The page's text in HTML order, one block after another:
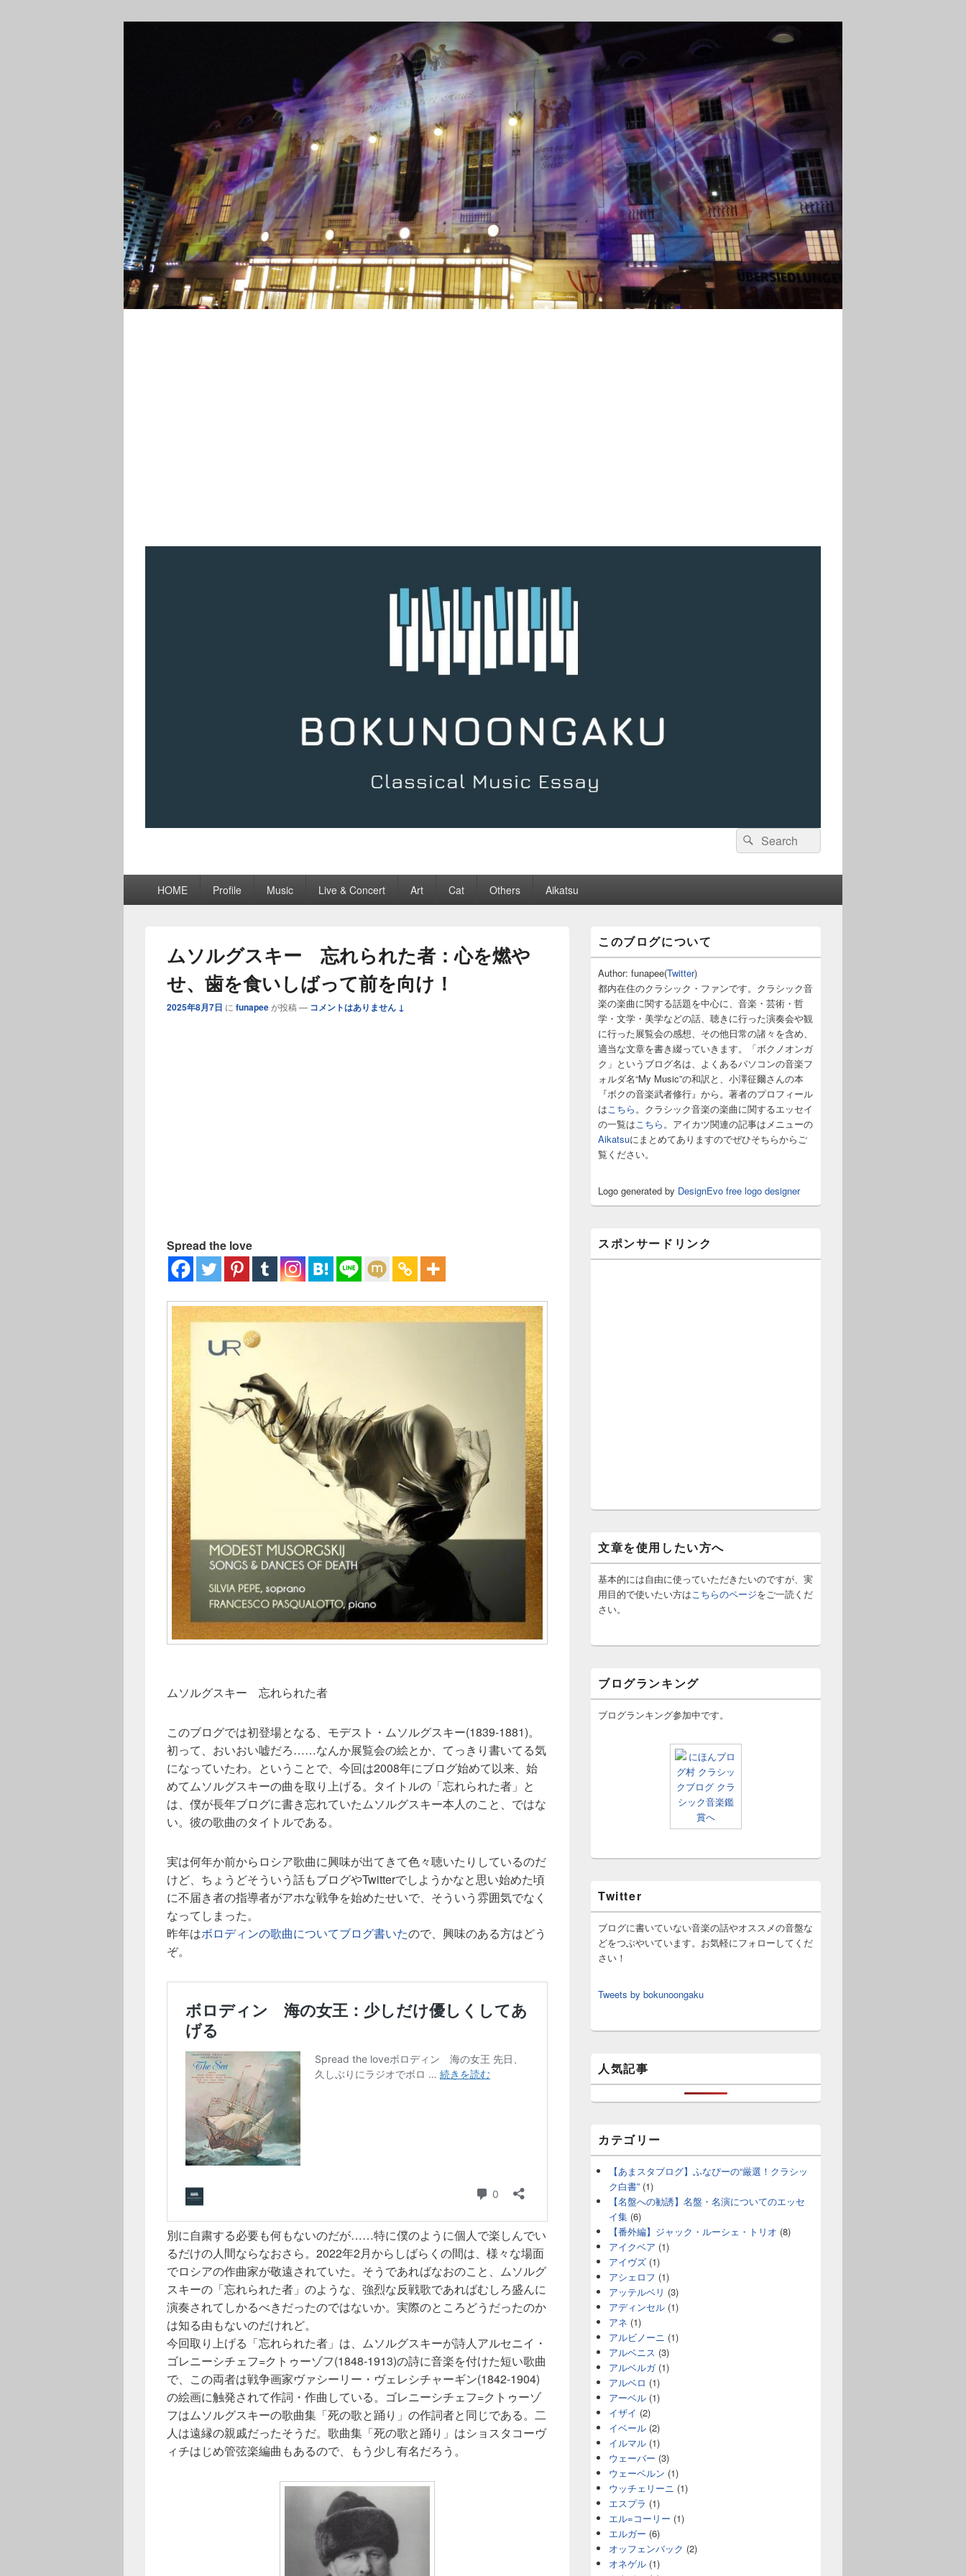
検
索:
検
索
HOME Profile Music Live & Concert Art Cat Others Aikatsu
ムソルグスキー 忘れられた者：心を燃や
せ、歯を食いしばって前を向け！
2025年8月7日 に funapeeが投稿 — コメントはありません ↓
Spread the love
ムソルグスキー 忘れられた者
このブログでは初登場となる、モデスト・ムソルグスキー(1839-1881)。
初って、おいおい嘘だろ……なんか展覧会の絵とか、てっきり書いてる気
になっていたわ。ということで、今回は2008年にブログ始めて以来、始
めてムソルグスキーの曲を取り上げる。タイトルの「忘れられた者」と
は、僕が長年ブログに書き忘れていたムソルグスキー本人のこと、ではな
い。彼の歌曲のタイトルである。
実は何年か前からロシア歌曲に興味が出てきて色々聴いたりしているのだ
けど、ちょうどそういう話もブログやTwitterでしようかなと思い始めた頃
に不届き者の指導者がアホな戦争を始めたせいで、そういう雰囲気でなく
なってしまった。
昨年はボロディンの歌曲についてブログ書いたので、興味のある方はどう
ぞ。
別に自粛する必要も何もないのだが……特に僕のように個人で楽しんでい
るだけの人間ならなおさら。2022年2月からしばらくの間は、様々な場面
でロシアの作曲家が敬遠されていた。そうであればなおのこと、ムソルグ
スキーの「忘れられた者」のような、強烈な反戦歌であればむしろ盛んに
演奏されてしかるべきだったのではないか。実際のところどうだったのか
は知る由もないのだけれど。
今回取り上げる「忘れられた者」は、ムソルグスキーが詩人アルセニイ・
ゴレニーシチェフ=クトゥーゾフ(1848-1913)の詩に音楽を付けた短い歌曲
で、この両者は戦争画家ヴァシーリー・ヴェレシチャーギン(1842-1904)
の絵画に触発されて作詞・作曲している。ゴレニーシチェフ=クトゥーゾ
フはムソルグスキーの歌曲集「死の歌と踊り」の作詞者と同じである。二
人は遠縁の親戚だったそうだ。歌曲集「死の歌と踊り」はショスタコーヴ
ィチはじめ管弦楽編曲もあるので、もう少し有名だろう。
ン
サ
イ
バ
ー
ウ
ィ
ジ
エ
リ
ア
このブログについて
Author: funapee(Twitter)
都内在住のクラシック・ファンです。クラシック音
楽の楽曲に関する話題を中心に、音楽・芸術・哲
学・文学・美学などの話、聴きに行った演奏会や観
に行った展覧会の感想、その他日常の諸々を含め、
適当な文章を書き綴っていきます。「ボクノオンガ
ク」というブログ名は、よくあるパソコンの音楽フ
ォルダ名“My Music”の和訳と、小澤征爾さんの本
『ボクの音楽武者修行』から。著者のプロフィール
は こちら 。クラシック音楽の楽曲に関するエッセイ
の一覧は こちら 。アイカツ関連の記事はメニューの
Aikatsuにまとめてありますのでぜひそちらからご
覧ください。
Logo generated by DesignEvo free logo designer
スポンサードリンク
文章を使用したい方へ
基本的には自由に使っていただきたいのですが、実
用目的で使いたい方は こちらのページをご一読くだ
さい。
ブログランキング
ブログランキング参加中です。
Twitter
ブログに書いていない音楽の話やオススメの音盤な
どをつぶやいています。お気軽にフォローしてくだ
さい！
Tweets by bokunoongaku
人気記事
カテゴリー
【あまスタブログ】ふなぴーの“厳選！クラシッ
ク白書” (1)
【名盤への勧誘】名盤・名演についてのエッセ
イ集 (6)
【番外編】ジャック・ルーシェ・トリオ (8)
アイクベア (1)
アイヴズ (1)
アシェロフ (1)
アッテルベリ (3)
アディンセル (1)
アネ (1)
アルビノーニ (1)
アルベニス (3)
アルベルガ(1)
アルベロ (1)
アーベル (1)
イザイ (2)
イベール (2)
イルマル (1)
ウェーバー (3)
ウェーベルン (1)
ウッチェリーニ (1)
エスプラ (1)
エル=コーリー (1)
エルガー (6)
オッフェンバック (2)
オネゲル (1)